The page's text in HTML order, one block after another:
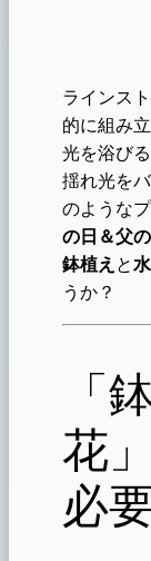
ラインス
的に組み
光を浴び
揺れ光を
のような
の日＆父
鉢植え と
うか？
「
花
必